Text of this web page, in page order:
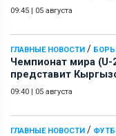
09:45 | 05 августа
ГЛАВНЫЕ НОВОСТИ /
Чемпионат мира (U-
представит
09:40 | 05 августа
ГЛАВНЫЕ НОВОСТИ /